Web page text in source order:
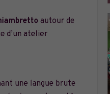
autour de
d’un atelier
une langue brute